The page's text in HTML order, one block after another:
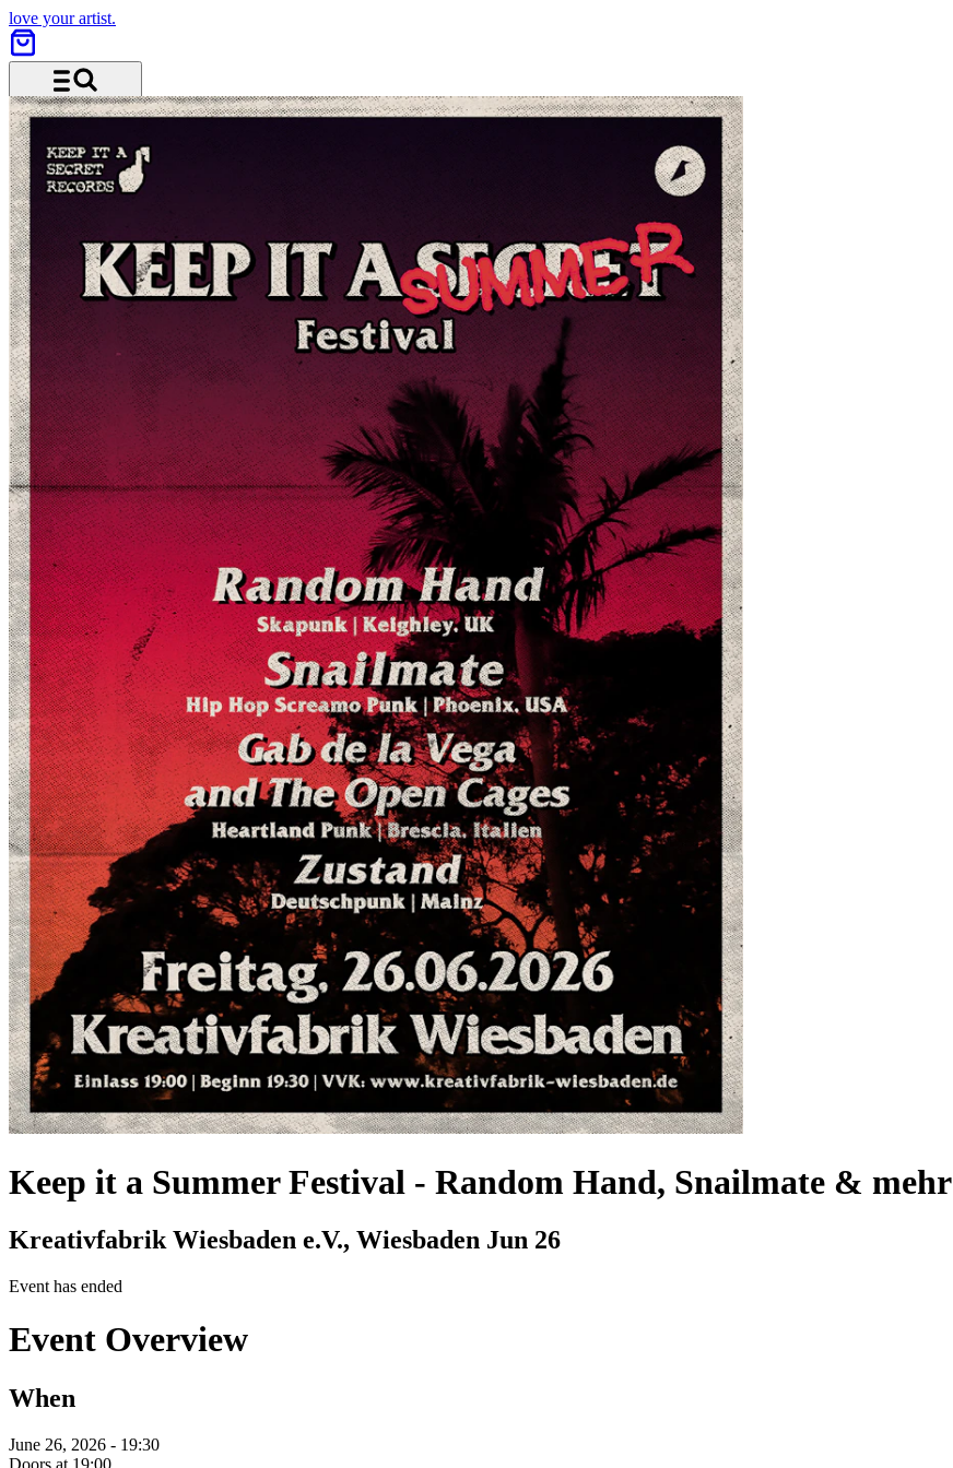
love your artist.
Menu and search
Keep it a Summer Festival - Random Hand, Snailmate & mehr
Kreativfabrik Wiesbaden e.V., Wiesbaden Jun 26
Event has ended
Event Overview
When
June 26, 2026 - 19:30
Doors at 19:00